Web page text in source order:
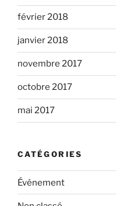
février 2018
janvier 2018
novembre 2017
octobre 2017
mai 2017
CATÉGORIES
Événement